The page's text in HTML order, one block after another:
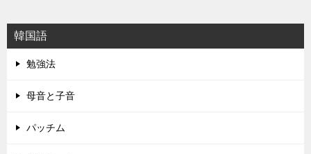
韓国語
勉強法
母音と子音
パッチム